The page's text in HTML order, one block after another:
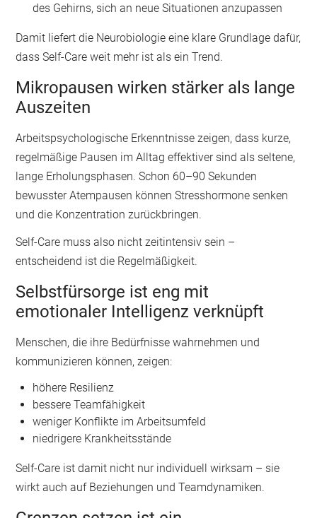
des Gehirns, sich an neue Situationen anzupassen
Damit liefert die Neurobiologie eine klare Grundlage dafür,
dass Self-Care weit mehr ist als ein Trend.
Mikropausen wirken stärker als lange
Auszeiten
Arbeitspsychologische Erkenntnisse zeigen, dass kurze,
regelmäßige Pausen im Alltag effektiver sind als seltene,
lange Erholungsphasen. Schon 60–90 Sekunden
bewusster Atempausen können Stresshormone senken
und die Konzentration zurückbringen.
Self-Care muss also nicht zeitintensiv sein –
entscheidend ist die Regelmäßigkeit.
Selbstfürsorge ist eng mit
emotionaler Intelligenz verknüpft
Menschen, die ihre Bedürfnisse wahrnehmen und
kommunizieren können, zeigen:
höhere Resilienz
bessere Teamfähigkeit
weniger Konflikte im Arbeitsumfeld
niedrigere Krankheitsstände
Self-Care ist damit nicht nur individuell wirksam – sie
wirkt auch auf Beziehungen und Teamdynamiken.